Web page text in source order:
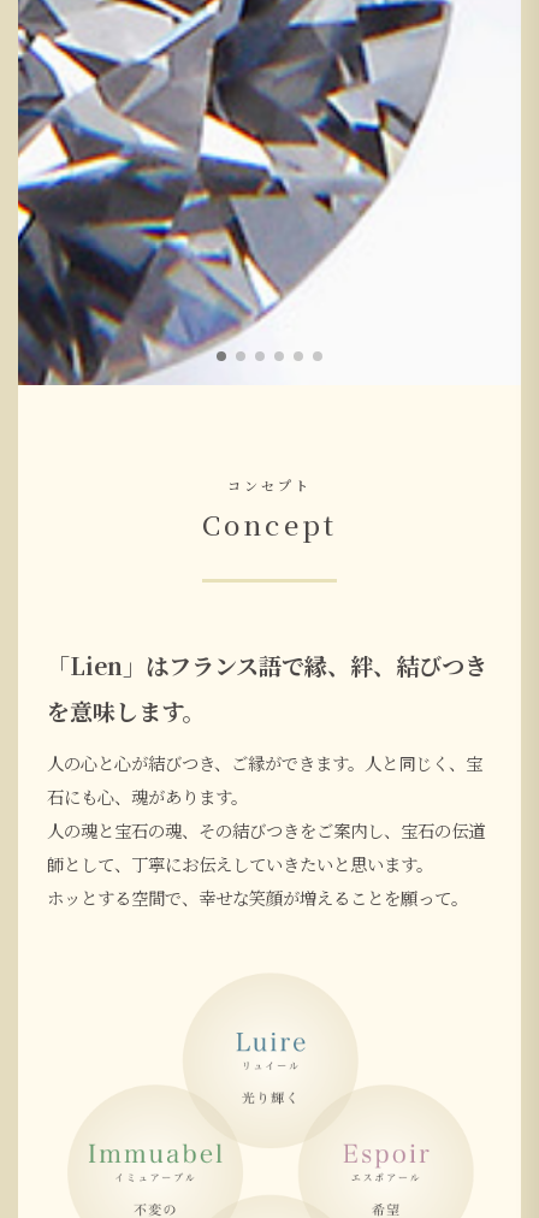
コンセプト
Concept
「Lien」はフランス語で縁、絆、結びつき
を意味します。
人の心と心が結びつき、ご縁ができます。人と同じく、宝
石にも心、魂があります。
人の魂と宝石の魂、その結びつきをご案内し、宝石の伝道
師として、丁寧にお伝えしていきたいと思います。
ホッとする空間で、幸せな笑顔が増えることを願って。